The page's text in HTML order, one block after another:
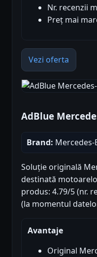
Nr. recenzii
Preț mai
Vezi oferta
AdBlue
Brand: Mercedes-
Soluție originală
destinată
produs: 4.79/5 (nr.
(la momentul
Avantaje
Original